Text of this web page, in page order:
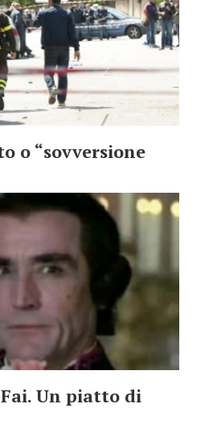
o “sovversione
Un piatto di